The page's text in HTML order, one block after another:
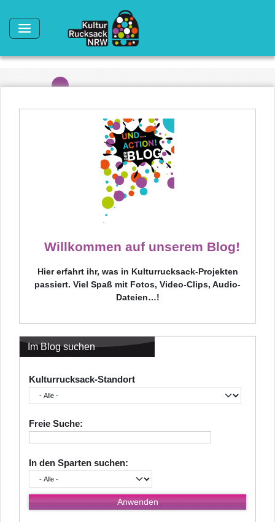
Willkommen auf unserem Blog!
Hier erfahrt ihr, was in Kulturrucksack-Projekten
passiert. Viel Spaß mit Fotos, Video-Clips, Audio-
Dateien…!
Im Blog suchen
Kulturrucksack-Standort
Freie Suche:
In den Sparten suchen: